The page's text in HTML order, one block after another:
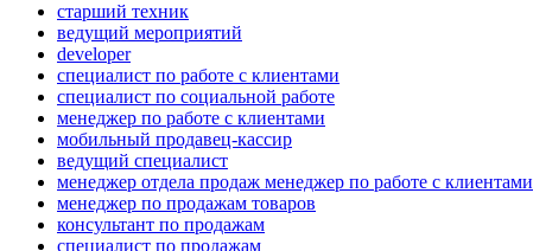
старший техник
ведущий мероприятий
developer
специалист по работе с клиентами
специалист по социальной работе
менеджер по работе с клиентами
мобильный продавец-кассир
ведущий специалист
менеджер отдела продаж менеджер по работе с клиентами
менеджер по продажам товаров
консультант по продажам
специалист по продажам